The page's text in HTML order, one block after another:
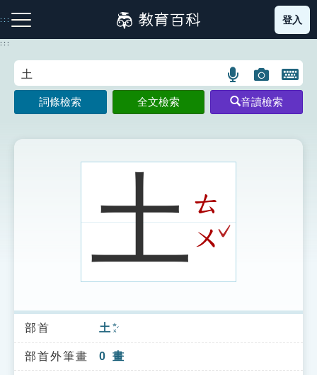
到
主
:::
注音索引圖示 筆畫索引圖示 部首索引表圖示
索引選單
知識索引
登入
:::
語
言
搜
示
圖
片
搜
開
鍵
圖
詞條檢索 全文檢索 音讀檢索
土ㄊ
ㄨ ˇ
部首 土 ㄊㄨˇ
部首外筆畫 0 畫